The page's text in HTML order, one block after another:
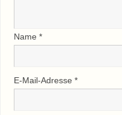
Name *
E-Mail-Adresse *